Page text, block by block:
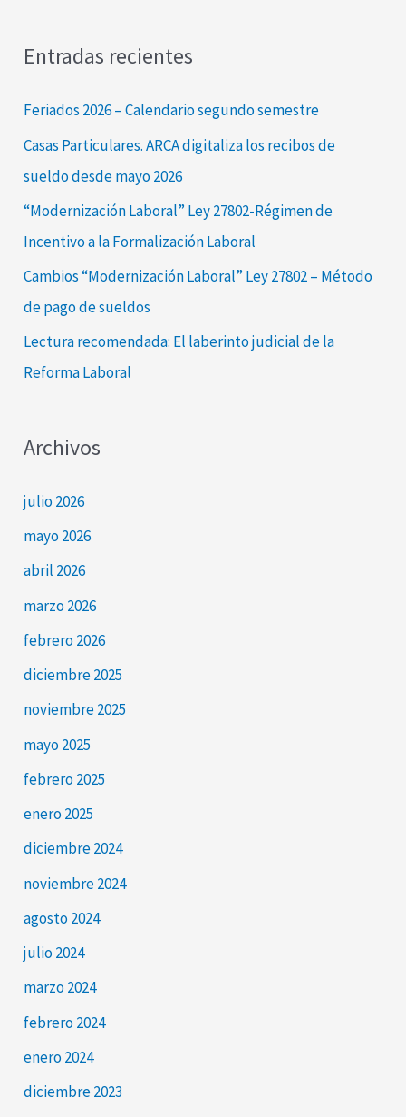
c
a
Entradas recientes
Feriados 2026 – Calendario segundo semestre
Casas Particulares. ARCA digitaliza los recibos de
sueldo desde mayo 2026
“Modernización Laboral” Ley 27802-Régimen de
Incentivo a la Formalización Laboral
Cambios “Modernización Laboral” Ley 27802 – Método
de pago de sueldos
Lectura recomendada: El laberinto judicial de la
Reforma Laboral
Archivos
julio 2026
mayo 2026
abril 2026
marzo 2026
febrero 2026
diciembre 2025
noviembre 2025
mayo 2025
febrero 2025
enero 2025
diciembre 2024
noviembre 2024
agosto 2024
julio 2024
marzo 2024
febrero 2024
enero 2024
diciembre 2023